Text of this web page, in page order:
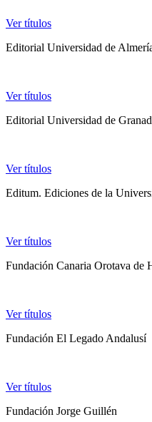
Ver títulos
Editorial Universidad de
Ver títulos
Editorial Universidad de
Ver títulos
Editum. Ediciones de la
Ver títulos
Fundación Canaria Orotava de
Ver títulos
Fundación El Legado Andalusí
Ver títulos
Fundación Jorge Guillén